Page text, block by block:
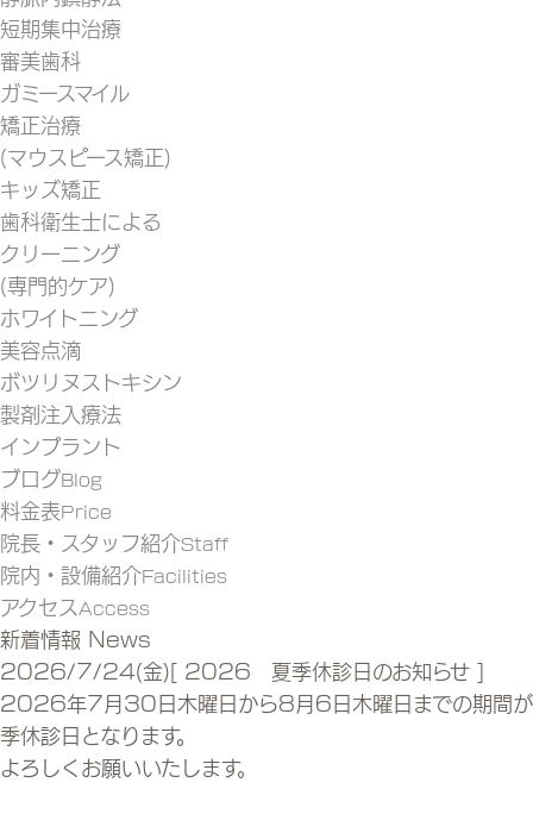
短期集中治療
審美歯科
ガミースマイル
矯正治療
(マウスピース矯正)
キッズ矯正
歯科衛生士による
クリーニング
(専門的ケア)
ホワイトニング
美容点滴
ボツリヌストキシン
製剤注入療法
インプラント
ブログBlog
料金表Price
院長・スタッフ紹介Staff
院内・設備紹介Facilities
アクセスAccess
新着情報 News
2026/7/24(金)[ 2026 夏季休診日のお知らせ ]
2026年7月30日木曜日から8月6日木曜日までの期間
季休診日となります。
よろしくお願いいたします。